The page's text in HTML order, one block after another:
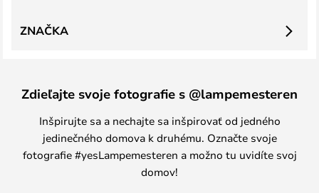
ZNAČKA
Zdieľajte svoje fotografie s @lampemesteren
Inšpirujte sa a nechajte sa inšpirovať od jedného
jedinečného domova k druhému. Označte svoje
fotografie #yesLampemesteren a možno tu uvidíte svoj
domov!